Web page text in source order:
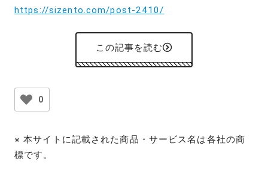
https://sizento.com/post-2410/
この記事を読む
0
※ 本サイトに記載された商品・サービス名は各社の商
標です。